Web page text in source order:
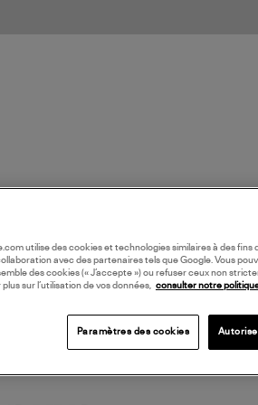
utilise des cookies et technologies similaires à des
avec des partenaires tels que Google. Vous
des cookies (« J’accepte ») ou refuser ceux non
plus sur l’utilisation de vos données, consulter notre
Paramètres des cookies